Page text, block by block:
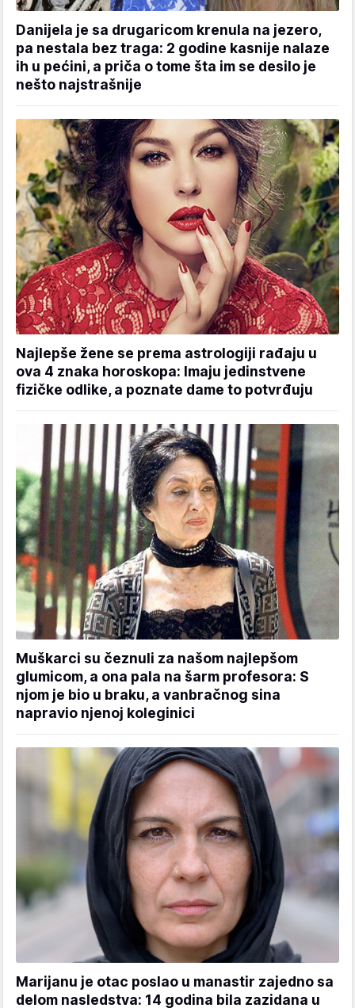
Danijela je sa drugaricom krenula na jezero,
pa nestala bez traga: 2 godine kasnije nalaze
ih u pećini, a priča o tome šta im se desilo je
nešto najstrašnije
Najlepše žene se prema astrologiji rađaju u
ova 4 znaka horoskopa: Imaju jedinstvene
fizičke odlike, a poznate dame to potvrđuju
Muškarci su čeznuli za našom najlepšom
glumicom, a ona pala na šarm profesora: S
njom je bio u braku, a vanbračnog sina
napravio njenoj koleginici
Marijanu je otac poslao u manastir zajedno sa
delom nasledstva: 14 godina bila zazidana u